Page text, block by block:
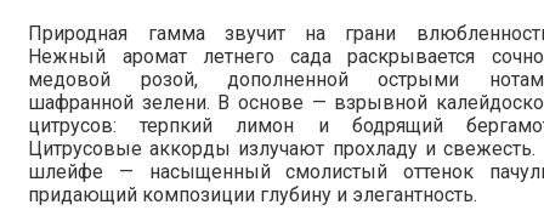
Природная гамма звучит на грани
Нежный аромат летнего сада раскрывается
медовой розой, дополненной острыми
шафранной зелени. В основе — взрывной
цитрусов: терпкий лимон и бодрящий
Цитрусовые аккорды излучают прохладу и свежесть.
шлейфе — насыщенный смолистый оттенок
придающий композиции глубину и элегантность.